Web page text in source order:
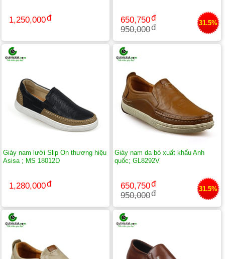
1,250,000
650,750
950,000
31.5%
Giày nam lười Slip On thương hiệu
Asisa ; MS 18012D
1,280,000
Giày nam da bò xuất khẩu Anh
quốc; GL8292V
650,750
950,000
31.5%